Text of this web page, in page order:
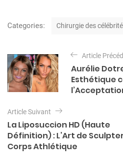
Categories:
g
o
r
i
Chirurgie des
a
v
i
g
a
t
i
Article
Aurélie
Esthétique
Article Suivant
La Liposuccion HD (Haute
Définition) : L’Art de
Corps Athlétique